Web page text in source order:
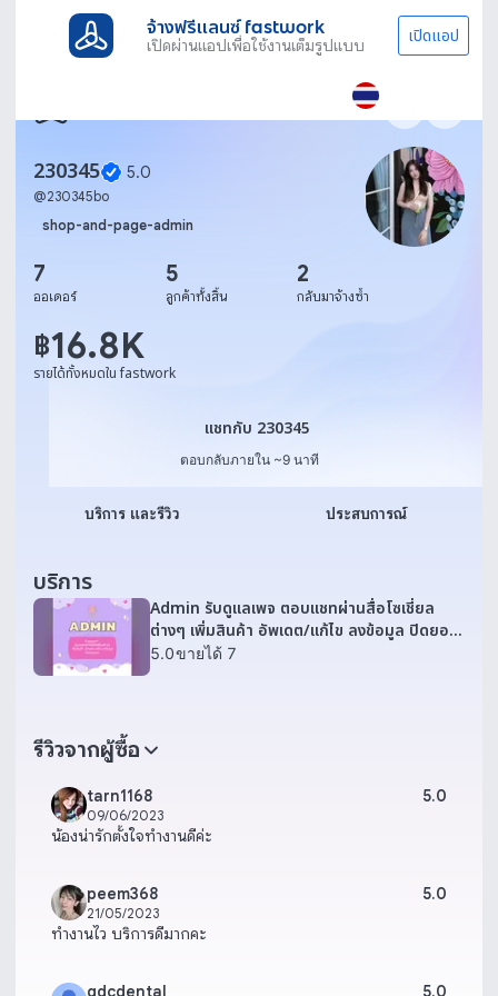
จ้างฟรีแลนซ์ fastwork
เปิดผ่านแอปเพื่อใช้งานเต็มรูปแบบ เปิดแอป
230345 5.0
@230345bo
shop-and-page-admin
7
ออเดอร์
5
ลูกค้าทั้งสิ้น
2
กลับมาจ้างซ้ำ
฿16.8K
รายได้ทั้งหมดใน fastwork
แชทกับ 230345
แชทกับ 230345
ตอบกลับภายใน ~9 นาที
บริการ และรีวิว ประสบการณ์
บริการ
Admin รับดูแลเพจ ตอบแชทผ่านสื่อโซเชี่ยล
ต่างๆ เพิ่มสินค้า อัพเดต/แก้ไข ลงข้อมูล ปิดยอด
ขาย
5.0ขายได้ 7
รีวิวจากผู้ซื้อ
tarn1168
09/06/2023
5.0
น้องน่ารักตั้งใจทำงานดีค่ะ
peem368
21/05/2023
5.0
ทำงานไว บริการดีมากคะ
gdcdental 5.0